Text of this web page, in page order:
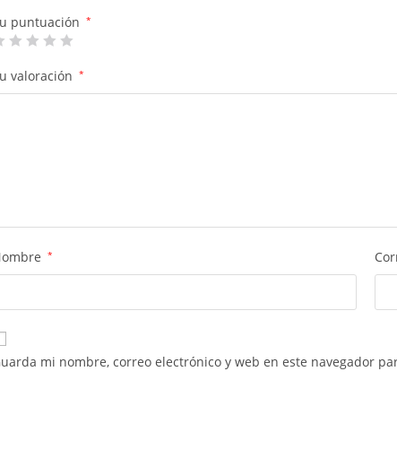
puntuación *
valoración *
*
mi nombre, correo electrónico y web en este navegador